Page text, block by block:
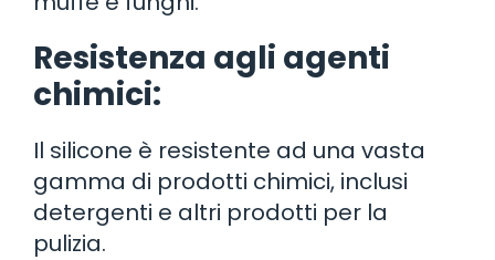
Resistenza agli agenti
chimici:
Il silicone è resistente ad una vasta
gamma di prodotti chimici, inclusi
detergenti e altri prodotti per la
pulizia.